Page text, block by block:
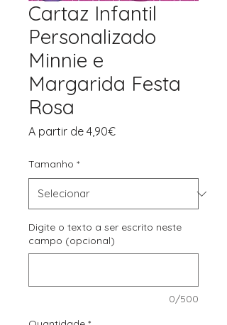
Cartaz Infantil
Personalizado
Minnie e
Margarida Festa
Rosa
A partir de 4,90€Preço
Tamanho *
Digite o texto a ser escrito neste
campo (opcional)
0/500